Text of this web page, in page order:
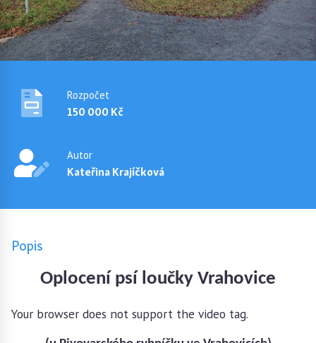
Rozpočet
150 000 Kč
Autor
Kateřina Krajíčková
Popis
Oplocení psí loučky Vrahovice
Your browser does not support the video tag.